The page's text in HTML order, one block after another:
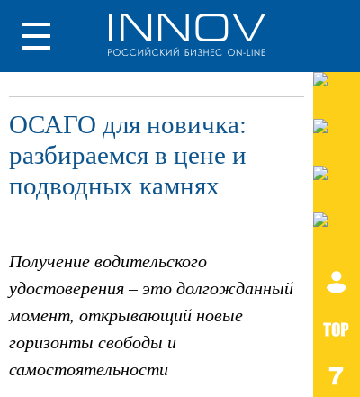
ОСАГО для новичка:
разбираемся в цене и
подводных камнях
Получение водительского
удостоверения – это долгожданный
момент, открывающий новые
горизонты свободы и
самостоятельности